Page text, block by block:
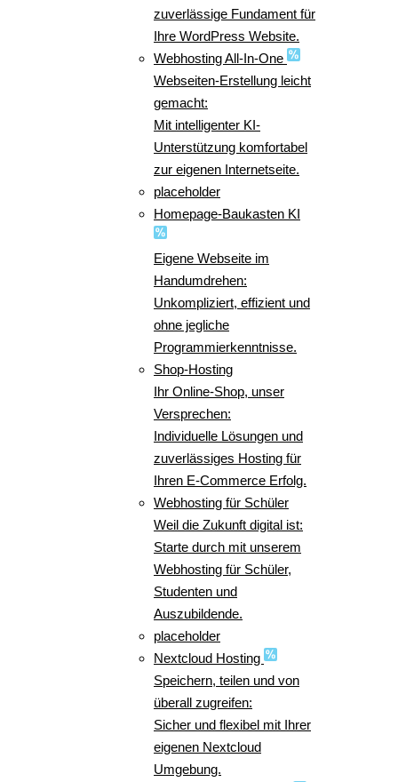
zuverlässige Fundament für
Ihre WordPress Website.
Webhosting All-In-One
Webseiten-Erstellung leicht
gemacht:
Mit intelligenter KI-
Unterstützung komfortabel
zur eigenen Internetseite.
placeholder
Homepage-Baukasten KI
Eigene Webseite im
Handumdrehen:
Unkompliziert, effizient und
ohne jegliche
Programmierkenntnisse.
Shop-Hosting
Ihr Online-Shop, unser
Versprechen:
Individuelle Lösungen und
zuverlässiges Hosting für
Ihren E-Commerce Erfolg.
Webhosting für Schüler
Weil die Zukunft digital ist:
Starte durch mit unserem
Webhosting für Schüler,
Studenten und
Auszubildende.
placeholder
Nextcloud Hosting
Speichern, teilen und von
überall zugreifen:
Sicher und flexibel mit Ihrer
eigenen Nextcloud
Umgebung.